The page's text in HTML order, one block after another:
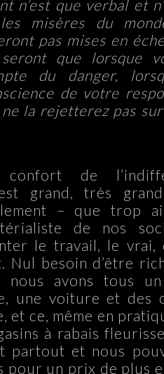
n’est que verbal et
misères du
pas mises en
que lorsque
du danger,
de votre
la rejetterez pas sur
de
est grand, très
– que trop
de nos
le travail, le vrai,
Nul besoin d’être
avons tous
une voiture et des
et ce, même en
à rabais
partout et nous
pour un prix de plus